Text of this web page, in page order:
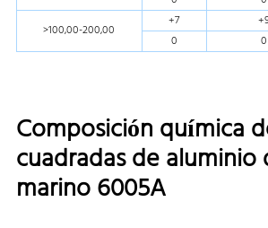
>100,00-200,00
+7
0
0
Composición química
cuadradas de aluminio
marino 6005A